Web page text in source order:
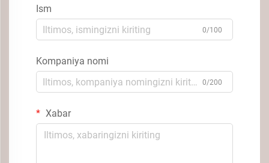
Ism
0/100
Kompaniya nomi
0/200
Xabar